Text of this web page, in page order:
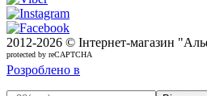
2012-2026 © Інтернет-магазин
protected by reCAPTCHA
Розроблено в